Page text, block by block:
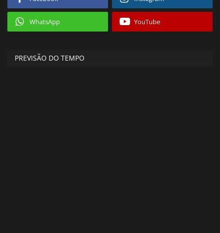
WhatsApp YouTube
PREVISÃO DO TEMPO